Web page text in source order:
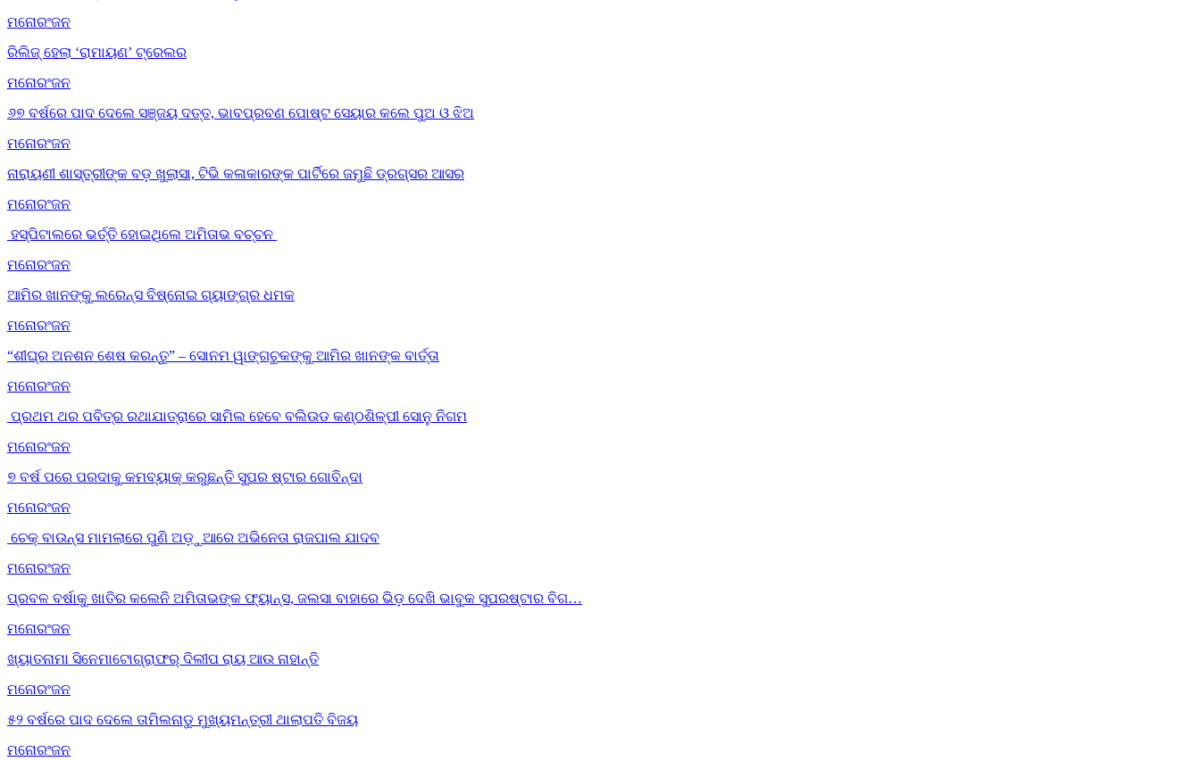
ମନୋରଂଜନ
ରିଲିଜ୍ ହେଲା ‘ରାମାୟଣ’ ଟ୍ରେଲର
ମନୋରଂଜନ
୬୭ ବର୍ଷରେ ପାଦ ଦେଲେ ସଞ୍ଜୟ ଦତ୍ତ, ଭାବପ୍ରବଣ ପୋଷ୍ଟ ସେୟାର କଲେ ପୁଅ ଓ ଝିଅ
ମନୋରଂଜନ
ନାରାୟଣୀ ଶାସ୍ତ୍ରୀଙ୍କ ବଡ଼ ଖୁଲାସା, ଟିଭି କଳାକାରଙ୍କ ପାର୍ଟିରେ ଜମୁଛି ଡ୍ରଗ୍ସର ଆସର
ମନୋରଂଜନ
ହସ୍ପିଟାଲରେ ଭର୍ତ୍ତି ହୋଇଥିଲେ ଅମିତାଭ ବଚ୍ଚନ
ମନୋରଂଜନ
ଆମିର ଖାନଙ୍କୁ ଲରେନ୍ସ ବିଷ୍ନୋଇ ଗ୍ୟାଙ୍ଗ୍‌ର ଧମକ
ମନୋରଂଜନ
“ଶୀଘ୍ର ଅନଶନ ଶେଷ କରନ୍ତୁ” – ସୋନମ ୱାଙ୍ଗଚୁକଙ୍କୁ ଆମିର ଖାନଙ୍କ ବାର୍ତ୍ତା
ମନୋରଂଜନ
ପ୍ରଥମ ଥର ପବିତ୍ର ରଥାଯାତ୍ରାରେ ସାମିଲ ହେବେ ବଲିଉଡ କଣ୍ଠଶିଳ୍ପୀ ସୋନୁ ନିଗମ
ମନୋରଂଜନ
୭ ବର୍ଷ ପରେ ପରଦାକୁ କମବ୍ୟାକ୍ କରୁଛନ୍ତି ସୁପର ଷ୍ଟାର ଗୋବିନ୍ଦା
ମନୋରଂଜନ
ଚେକ୍ ବାଉନ୍ସ ମାମଲାରେ ପୁଣି ଅଡ଼ୁଆରେ ଅଭିନେତା ରାଜପାଲ ଯାଦବ
ମନୋରଂଜନ
ପ୍ରବଳ ବର୍ଷାକୁ ଖାତିର କଲେନି ଅମିତାଭଙ୍କ ଫ୍ୟାନ୍ସ, ଜଲସା ବାହାରେ ଭିଡ଼ ଦେଖି ଭାବୁକ ସୁପରଷ୍ଟାର ବିଗ…
ମନୋରଂଜନ
ଖ୍ୟାତନାମା ସିନେମାଟୋଗ୍ରାଫର୍ ଦିଲୀପ ରାୟ ଆଉ ନାହାନ୍ତି
ମନୋରଂଜନ
୫୨ ବର୍ଷରେ ପାଦ ଦେଲେ ତାମିଲନାଡୁ ମୁଖ୍ୟମନ୍ତ୍ରୀ ଥାଲାପତି ବିଜୟ
ମନୋରଂଜନ